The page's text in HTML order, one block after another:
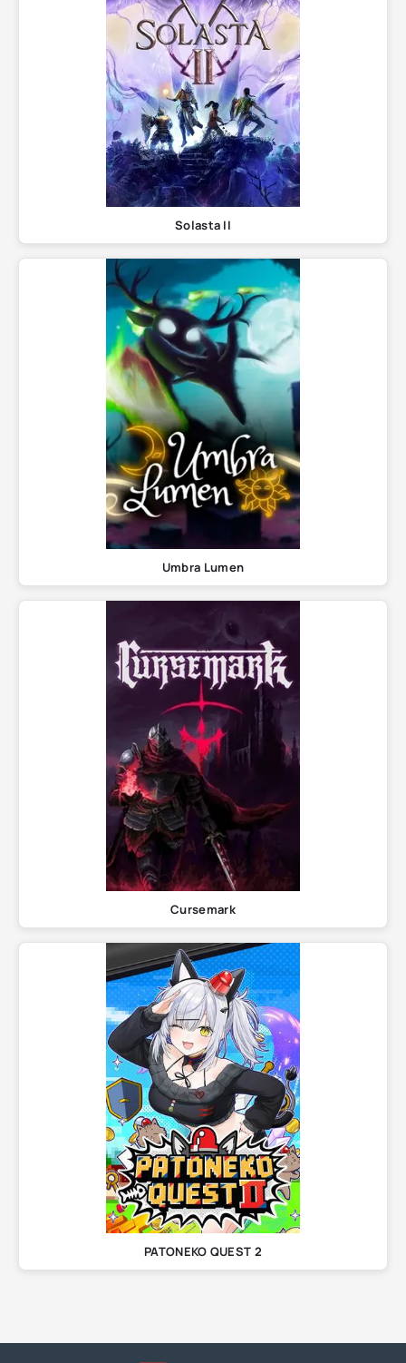
Solasta II
Umbra Lumen
Cursemark
PATONEKO QUEST 2